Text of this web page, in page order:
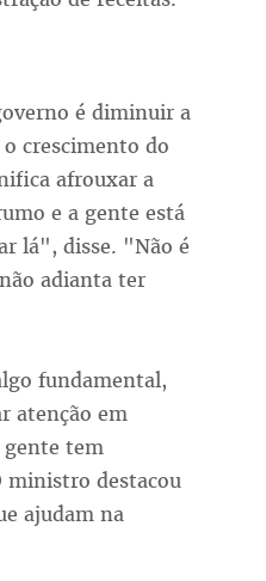
é diminuir a
crescimento do
afrouxar a
e a gente está
lá", disse. "Não é
adianta ter
fundamental,
atenção em
tem
ministro destacou
ajudam na